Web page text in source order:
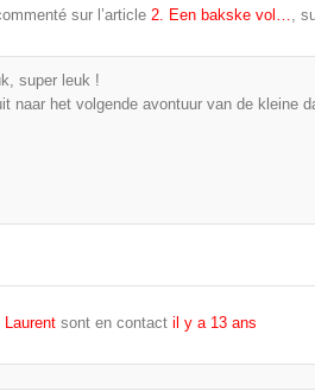
sur l’article 2. Een bakske vol…,
super leuk !
naar het volgende avontuur van de kleine
Laurent sont en contact il y a 13 ans